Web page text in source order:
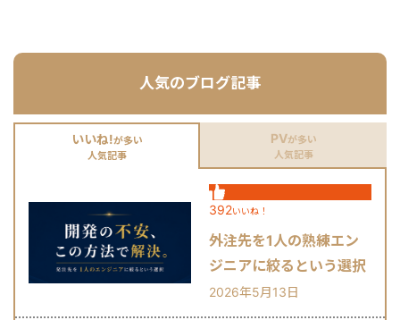
人気のブログ記事
いいね!が多い
人気記事
PVが多い
人気記事
392いいね！
外注先を1人の熟練エン
ジニアに絞るという選択
肢
2026年5月13日